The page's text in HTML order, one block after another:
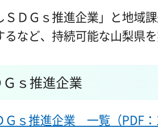
ＳＤＧｓ推進企業」と地域
など、持続可能な山梨県を
ｓ推進企業
Ｇｓ推進企業 一覧（PDF：